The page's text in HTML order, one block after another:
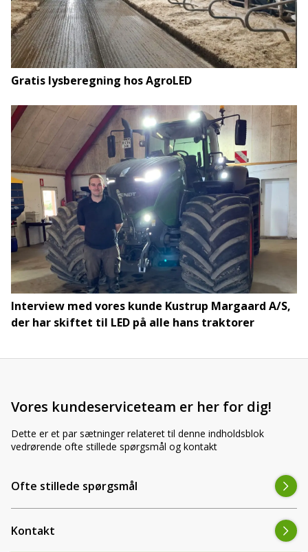
Gratis lysberegning hos AgroLED
Interview med vores kunde Kustrup Margaard A/S,
der har skiftet til LED på alle hans traktorer
Vores kundeserviceteam er her for dig!
Dette er et par sætninger relateret til denne indholdsblok
vedrørende ofte stillede spørgsmål og kontakt
Ofte stillede spørgsmål
Kontakt